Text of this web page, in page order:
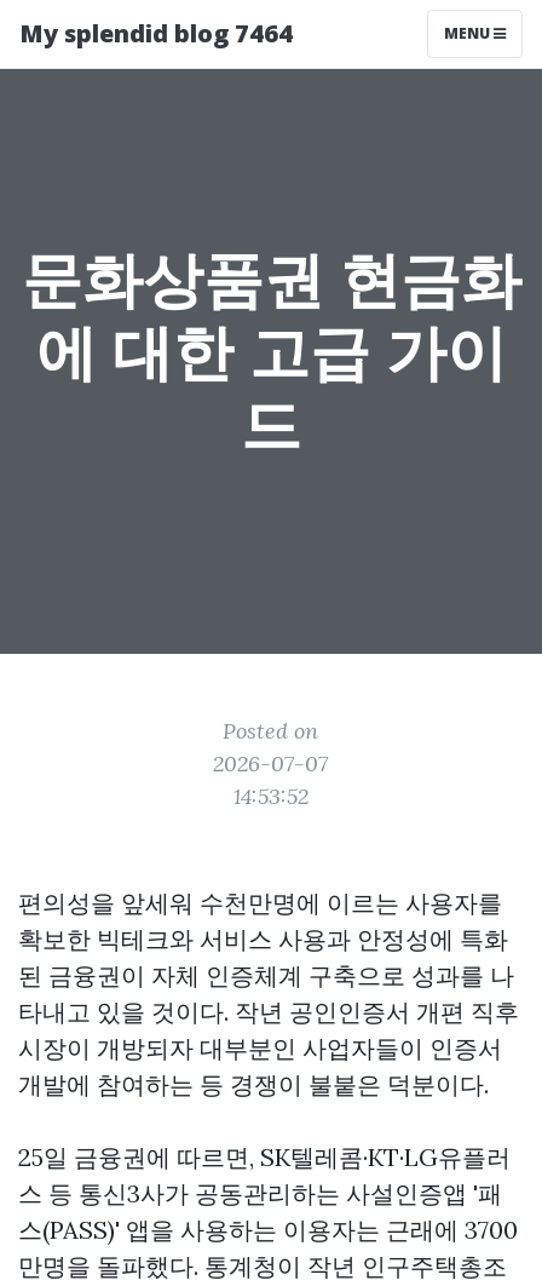
My splendid blog 7464 MENU
문화상품권 현금화
에 대한 고급 가이
드
Posted on
2026-07-07
14:53:52
편의성을 앞세워 수천만명에 이르는 사용자를
확보한 빅테크와 서비스 사용과 안정성에 특화
된 금융권이 자체 인증체계 구축으로 성과를 나
타내고 있을 것이다. 작년 공인인증서 개편 직후
시장이 개방되자 대부분인 사업자들이 인증서
개발에 참여하는 등 경쟁이 불붙은 덕분이다.
25일 금융권에 따르면, SK텔레콤·KT·LG유플러
스 등 통신3사가 공동관리하는 사설인증앱 '패
스(PASS)' 앱을 사용하는 이용자는 근래에 3700
만명을 돌파했다. 통계청이 작년 인구주택총조